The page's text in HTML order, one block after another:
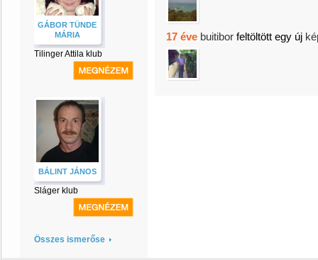
GÁBOR TÜNDE
MÁRIA
Tilinger Attila klub
BÁLINT JÁNOS
Sláger klub
Összes ismerőse
17 éve buitibor feltöltött egy új